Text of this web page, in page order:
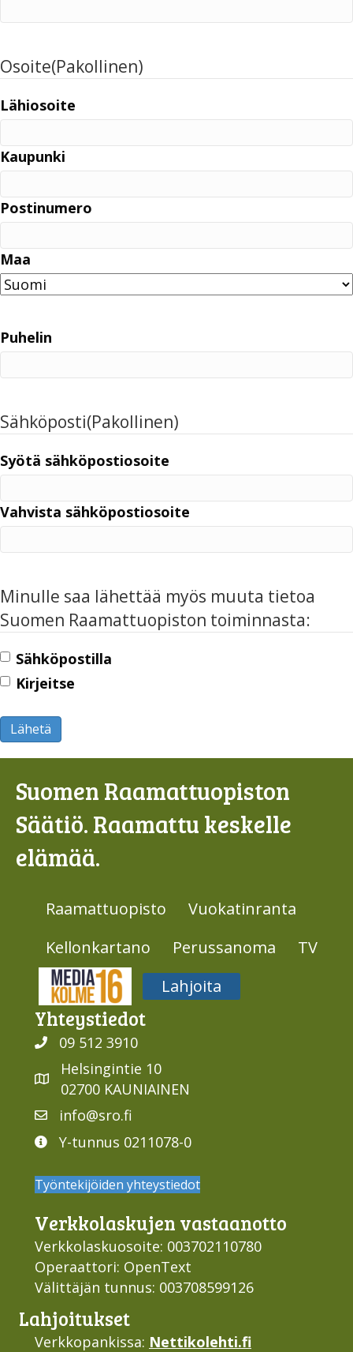
Osoite(Pakollinen)
Lähiosoite
Kaupunki
Postinumero
Maa
Puhelin
Sähköposti(Pakollinen)
Syötä sähköpostiosoite
Vahvista sähköpostiosoite
Minulle saa lähettää myös muuta tietoa
Suomen Raamattuopiston toiminnasta:
Sähköpostilla
Kirjeitse
Lähetä
Suomen Raamattuopiston
Säätiö. Raamattu keskelle
elämää.
Raamattuopisto
Vuokatinranta
Kellonkartano
Perussanoma
TV
Media316
Lahjoita
Yhteys­tiedot
09 512 3910
Helsingintie 10
02700 KAUNIAINEN
info@sro.fi
Y-tunnus 0211078-0
Työntekijöiden yhteystiedot
Verkko­laskujen vastaan­otto
Verkkolaskuosoite: 003702110780
Operaattori: OpenText
Välittäjän tunnus: 003708599126
Lahjoi­tukset
Verkkopankissa: Nettikolehti.fi